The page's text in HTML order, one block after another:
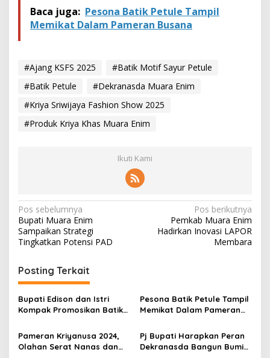
Baca juga: Pesona Batik Petule Tampil
Memikat Dalam Pameran Busana
#Ajang KSFS 2025
#Batik Motif Sayur Petule
#Batik Petule
#Dekranasda Muara Enim
#Kriya Sriwijaya Fashion Show 2025
#Produk Kriya Khas Muara Enim
Ikuti Kami
N
a
v
i
g
a
s
i
p
Pos sebelumnya
Bupati Muara Enim
Sampaikan Strategi
Tingkatkan Potensi PAD
Pos berikutnya
Pemkab Muara Enim
Hadirkan Inovasi LAPOR
Membara
Posting Terkait
Bupati Edison dan Istri
Kompak Promosikan Batik
Sumsel 2026
Pesona Batik Petule Tampil
Memikat Dalam Pameran
Pameran Kriyanusa 2024,
Olahan Serat Nanas dan
Pj Bupati Harapkan Peran
Dekranasda Bangun Bumi